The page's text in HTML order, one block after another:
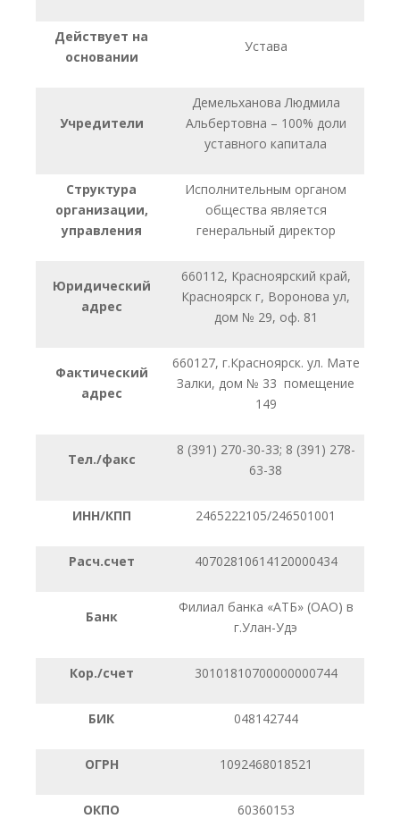
Действует на
основании
Устава
Учредители
Демельханова Людмила
Альбертовна – 100% доли
уставного капитала
Структура
организации,
управления
Исполнительным органом
общества является
генеральный директор
Юридический
адрес
660112, Красноярский край,
Красноярск г, Воронова ул,
дом № 29, оф. 81
Фактический
адрес
660127, г.Красноярск. ул. Мате
Залки, дом № 33 помещение
149
Тел./факс
8 (391) 270-30-33; 8 (391) 278-
63-38
ИНН/КПП 2465222105/246501001
Расч.счет 40702810614120000434
Банк
Филиал банка «АТБ» (ОАО) в
г.Улан-Удэ
Кор./счет 30101810700000000744
БИК 048142744
ОГРН 1092468018521
ОКПО 60360153